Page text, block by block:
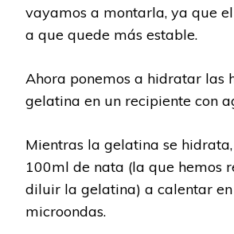
vayamos a montarla, ya que
a que quede más estable.
Ahora ponemos a hidratar las
gelatina en un recipiente con
Mientras la gelatina se
100ml de nata (la que hemos
diluir la gelatina) a calentar
microondas.